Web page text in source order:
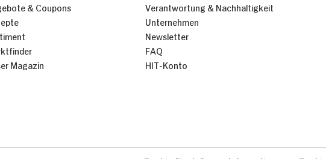
& Coupons
Magazin
Verantwortung & Nachhaltigkeit
Unternehmen
Newsletter
FAQ
HIT-Konto